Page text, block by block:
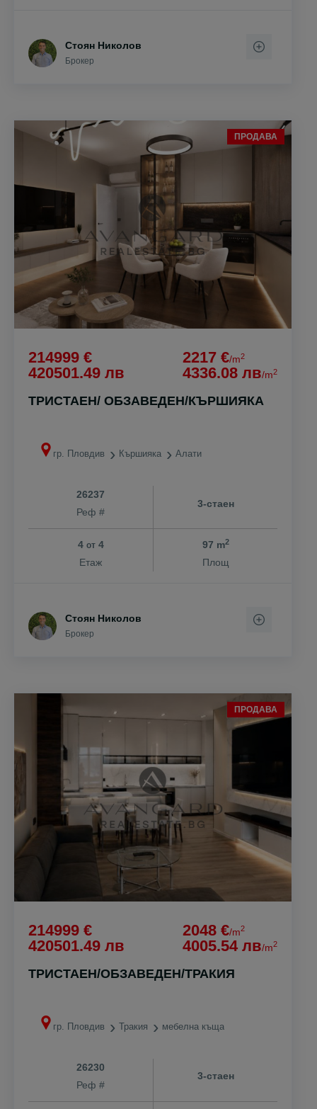
Стоян Николов
Брокер
ПРОДАВА
214999 €
420501.49 лв
2217 €/m2
4336.08 лв/m2
ТРИСТАЕН/ ОБЗАВЕДЕН/КЪРШИЯКА
гр. Пловдив Кършияка Алати
26237
Реф #
3-стаен
4 от4
Етаж
97 m2
Площ
Стоян Николов
Брокер
ПРОДАВА
214999 €
420501.49 лв
2048 €/m2
4005.54 лв/m2
ТРИСТАЕН/ОБЗАВЕДЕН/ТРАКИЯ
гр. Пловдив Тракия мебелна къща
26230
Реф #
3-стаен